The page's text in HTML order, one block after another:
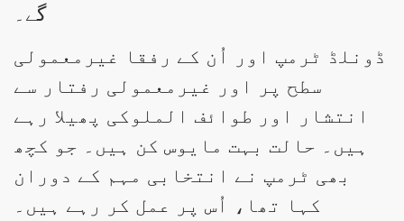
گے۔
ڈونلڈ ٹرمپ اور اُن کے رفقا غیرمعمولی
سطح پر اور غیرمعمولی رفتار سے
انتشار اور طوائف الملوکی پھیلا رہے
ہیں۔ حالت بہت مایوس کن ہیں۔ جو کچھ
بھی ٹرمپ نے انتخابی مہم کے دوران
کہا تھا، اُس پر عمل کر رہے ہیں۔